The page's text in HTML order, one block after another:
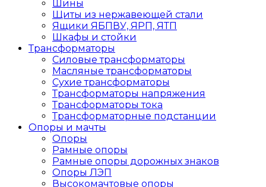
Шины
Щиты из нержавеющей стали
Ящики ЯБПВУ, ЯРП, ЯТП
Шкафы и стойки
Трансформаторы
Силовые трансформаторы
Масляные трансформаторы
Сухие трансформаторы
Трансформаторы напряжения
Трансформаторы тока
Трансформаторные подстанции
Опоры и мачты
Опоры
Рамные опоры
Рамные опоры дорожных знаков
Опоры ЛЭП
Высокомачтовые опоры